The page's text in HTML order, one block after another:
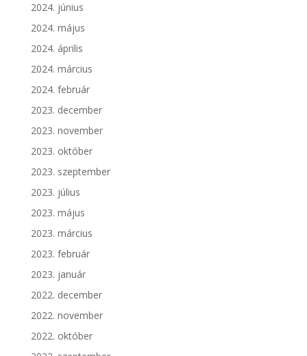
2024. június
2024. május
2024. április
2024. március
2024. február
2023. december
2023. november
2023. október
2023. szeptember
2023. július
2023. május
2023. március
2023. február
2023. január
2022. december
2022. november
2022. október